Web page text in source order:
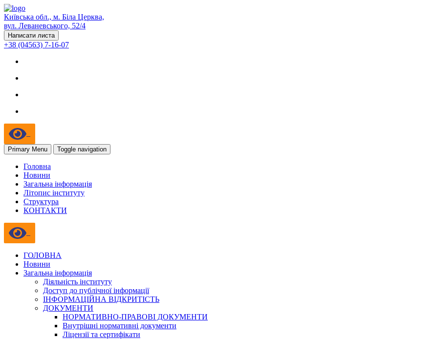
Київська обл., м. Біла Церква,
вул. Леваневського, 52/4
Написати листа
+38 (04563) 7-16-07
Primary Menu Toggle navigation
Головна
Новини
Загальна інформація
Літопис інституту
Структура
КОНТАКТИ
ГОЛОВНА
Новини
Загальна інформація
Діяльність інституту
Доступ до публічної інформації
ІНФОРМАЦІЙНА ВІДКРИТІСТЬ
ДОКУМЕНТИ
НОРМАТИВНО-ПРАВОВІ ДОКУМЕНТИ
Внутрішні нормативні документи
Ліцензії та сертифікати